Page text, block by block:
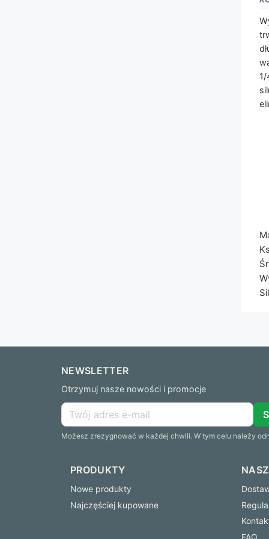
NEWSLETTER
Otrzymuj nasze nowości i promocje
Możesz zrezygnować w każdej chwili. W tym celu należy
PRODUKTY
Nowe produkty
Najczęściej kupowane
FAQ